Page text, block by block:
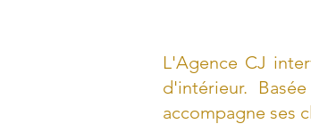
L'Agence CJ
d'intérieur.
accompagne ses